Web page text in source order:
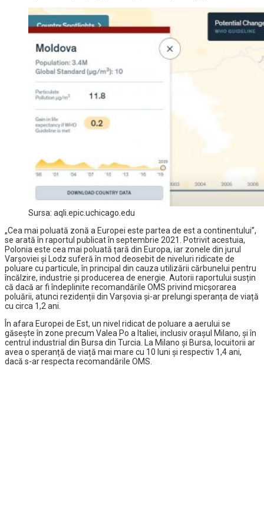
Sursa: aqli.epic.uchicago.edu
„Cea mai poluată zonă a Europei este partea de est a continentului”,
se arată în raportul publicat în septembrie 2021. Potrivit acestuia,
Polonia este cea mai poluată țară din Europa, iar zonele din jurul
Varșoviei și Lodz suferă în mod deosebit de niveluri ridicate de
poluare cu particule, în principal din cauza utilizării cărbunelui pentru
încălzire, industrie și producerea de energie. Autorii raportului susțin
că dacă ar fi îndeplinite recomandările OMS privind micșorarea
poluării, atunci rezidenții din Varșovia și-ar prelungi speranța de viață
cu circa 1,2 ani.
În afara Europei de Est, un nivel ridicat de poluare a aerului se
găsește în zone precum Valea Po a Italiei, inclusiv orașul Milano, și în
centrul industrial din Bursa din Turcia. La Milano și Bursa, locuitorii ar
avea o speranță de viață mai mare cu 10 luni și respectiv 1,4 ani,
dacă s-ar respecta recomandările OMS.